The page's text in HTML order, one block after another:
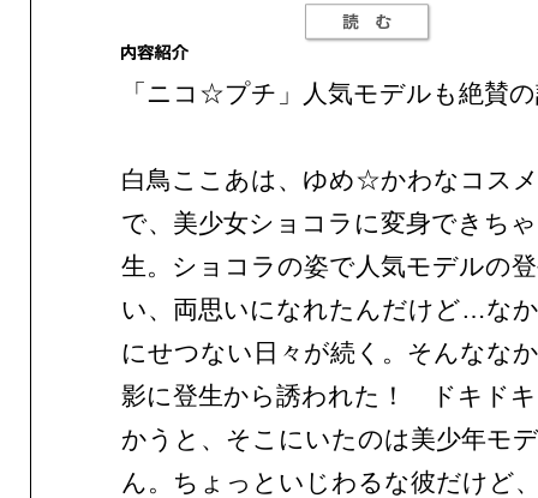
「ニコ☆プチ」人気モデルも絶賛
白鳥ここあは、ゆめ☆かわなコス
で、美少女ショコラに変身できち
生。ショコラの姿で人気モデルの
い、両思いになれたんだけど…な
にせつない日々が続く。そんなな
影に登生から誘われた！ ドキド
かうと、そこにいたのは美少年モ
ん。ちょっといじわるな彼だけど